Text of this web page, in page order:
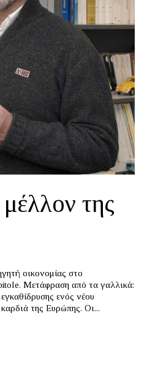
της
οικονομίας στο
αυταρχικού καθεστώτος στην καρδιά της Ευρώπης. Οι...